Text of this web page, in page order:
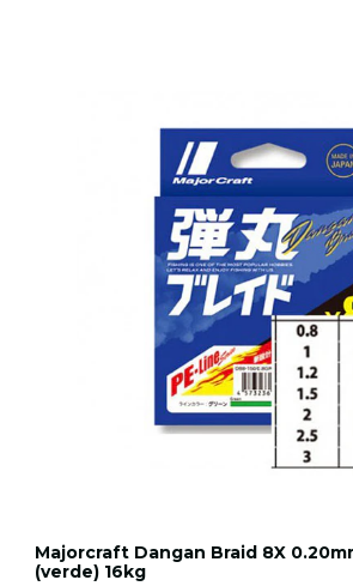
Majorcraft Dangan Braid 8X
(verde) 16kg